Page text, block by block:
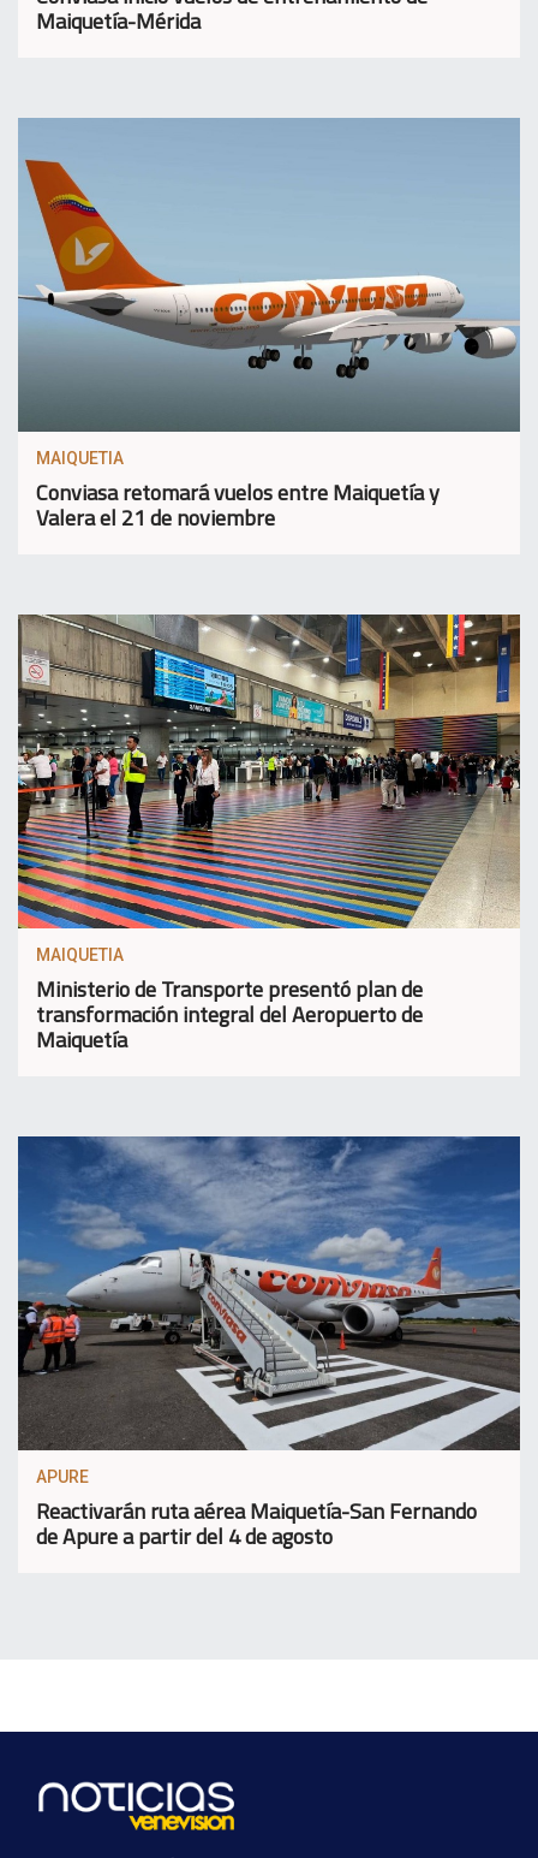
Maiquetía-Mérida
MAIQUETIA
Conviasa retomará vuelos entre Maiquetía y
Valera el 21 de noviembre
MAIQUETIA
Ministerio de Transporte presentó plan de
transformación integral del Aeropuerto de
Maiquetía
APURE
Reactivarán ruta aérea Maiquetía-San Fernando
de Apure a partir del 4 de agosto